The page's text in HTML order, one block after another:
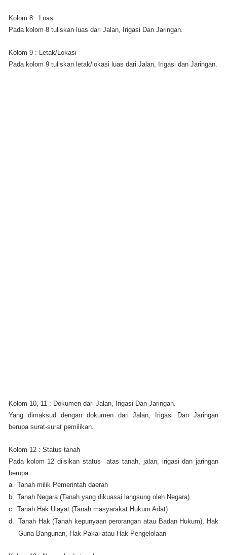
Kolom 8 : Luas
Pada kolom 8 tuliskan luas dari Jalan, Irigasi Dan Jaringan.
Kolom 9 : Letak/Lokasi
Pada kolom 9 tuliskan letak/lokasi luas dari Jalan, Irigasi dan Jaringan.
Kolom 10, 11 : Dokumen dari Jalan, Irigasi Dan Jaringan.
Yang dimaksud dengan dokumen dari Jalan, Irigasi Dan Jaringan
berupa surat-surat pemilikan.
Kolom 12 : Status tanah
Pada kolom 12 diisikan status atas tanah, jalan, irigasi dan jaringan
berupa :
a. Tanah milik Pemerintah daerah
b. Tanah Negara (Tanah yang dikuasai langsung oleh Negara).
c. Tanah Hak Ulayat (Tanah masyarakat Hukum Adat)
d. Tanah Hak (Tanah kepunyaan perorangan atau Badan Hukum), Hak
Guna Bangunan, Hak Pakai atau Hak Pengelolaan